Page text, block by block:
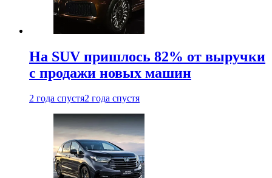
На SUV пришлось 82% от выручки
с продажи новых машин
2 года спустя2 года спустя